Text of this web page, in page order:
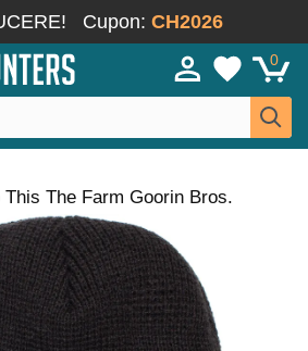
Cupon: CH2026
0
The Farm Goorin Bros.